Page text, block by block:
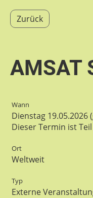
Zurück
AMSAT
Wann
Dienstag 19.05.2026
Dieser Termin ist
Ort
Weltweit
Typ
Externe